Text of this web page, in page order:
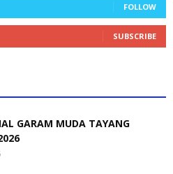
FOLLOW
SUBSCRIBE
GARAM MUDA TAYANG